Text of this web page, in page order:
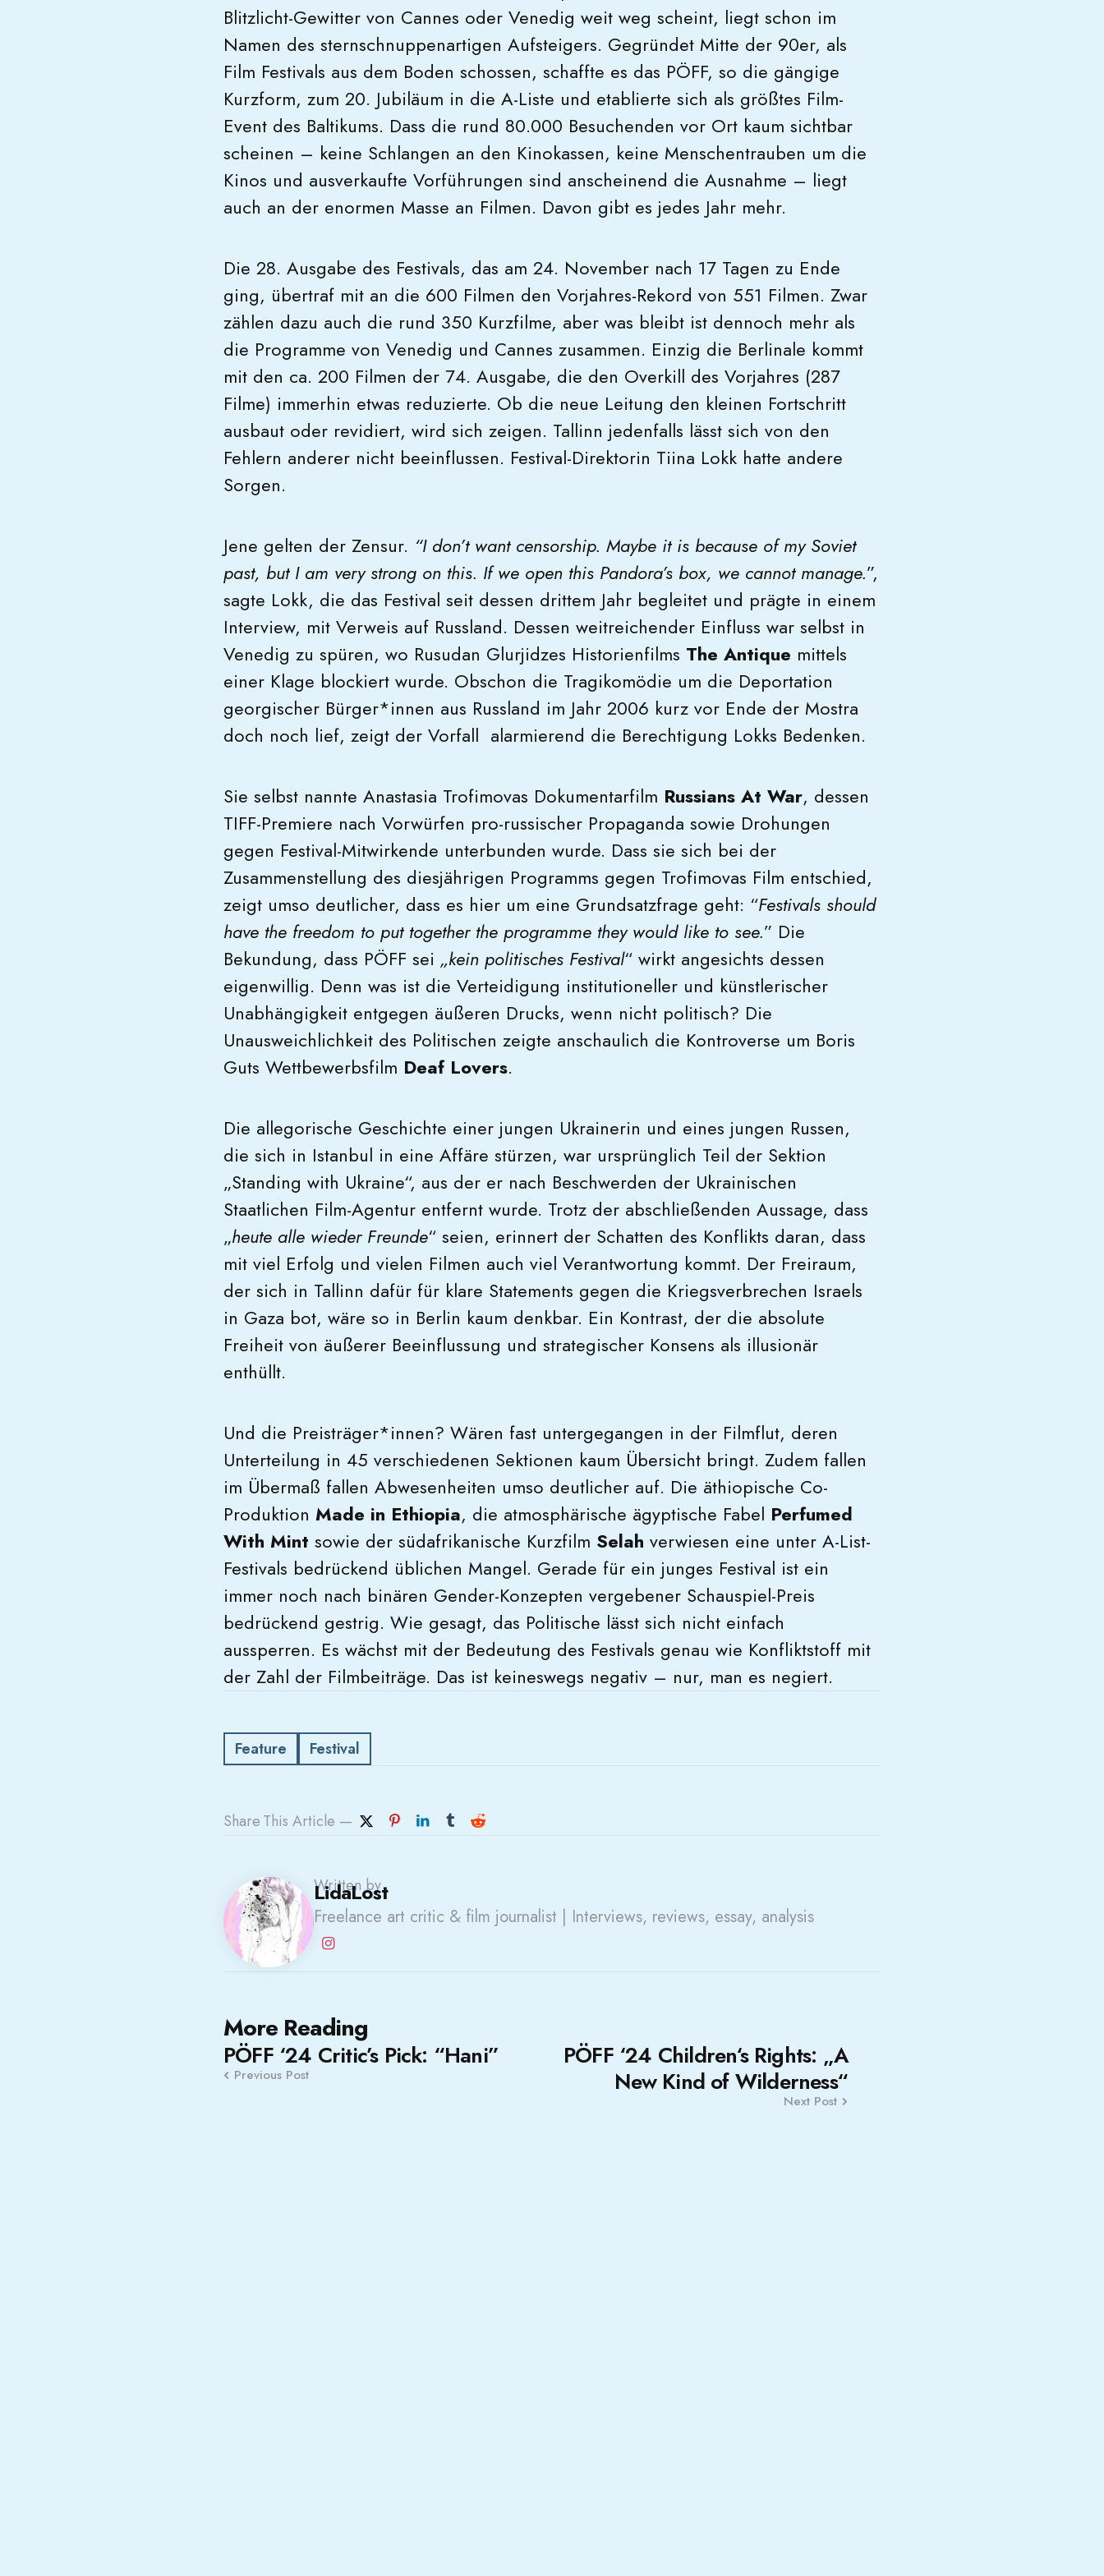
Blitzlicht-Gewitter von Cannes oder Venedig weit weg scheint, liegt schon im
Namen des sternschnuppenartigen Aufsteigers. Gegründet Mitte der 90er, als
Film Festivals aus dem Boden schossen, schaffte es das PÖFF, so die gängige
Kurzform, zum 20. Jubiläum in die A-Liste und etablierte sich als größtes Film-
Event des Baltikums. Dass die rund 80.000 Besuchenden vor Ort kaum sichtbar
scheinen – keine Schlangen an den Kinokassen, keine Menschentrauben um die
Kinos und ausverkaufte Vorführungen sind anscheinend die Ausnahme – liegt
auch an der enormen Masse an Filmen. Davon gibt es jedes Jahr mehr.
Die 28. Ausgabe des Festivals, das am 24. November nach 17 Tagen zu Ende
ging, übertraf mit an die 600 Filmen den Vorjahres-Rekord von 551 Filmen. Zwar
zählen dazu auch die rund 350 Kurzfilme, aber was bleibt ist dennoch mehr als
die Programme von Venedig und Cannes zusammen. Einzig die Berlinale kommt
mit den ca. 200 Filmen der 74. Ausgabe, die den Overkill des Vorjahres (287
Filme) immerhin etwas reduzierte. Ob die neue Leitung den kleinen Fortschritt
ausbaut oder revidiert, wird sich zeigen. Tallinn jedenfalls lässt sich von den
Fehlern anderer nicht beeinflussen. Festival-Direktorin Tiina Lokk hatte andere
Sorgen.
Jene gelten der Zensur. “I don’t want censorship. Maybe it is because of my Soviet
past, but I am very strong on this. If we open this Pandora’s box, we cannot manage.”,
sagte Lokk, die das Festival seit dessen drittem Jahr begleitet und prägte in einem
Interview, mit Verweis auf Russland. Dessen weitreichender Einfluss war selbst in
Venedig zu spüren, wo Rusudan Glurjidzes Historienfilms The Antique mittels
einer Klage blockiert wurde. Obschon die Tragikomödie um die Deportation
georgischer Bürger*innen aus Russland im Jahr 2006 kurz vor Ende der Mostra
doch noch lief, zeigt der Vorfall alarmierend die Berechtigung Lokks Bedenken.
Sie selbst nannte Anastasia Trofimovas Dokumentarfilm Russians At War, dessen
TIFF-Premiere nach Vorwürfen pro-russischer Propaganda sowie Drohungen
gegen Festival-Mitwirkende unterbunden wurde. Dass sie sich bei der
Zusammenstellung des diesjährigen Programms gegen Trofimovas Film entschied,
zeigt umso deutlicher, dass es hier um eine Grundsatzfrage geht: “Festivals should
have the freedom to put together the programme they would like to see.” Die
Bekundung, dass PÖFF sei „kein politisches Festival“ wirkt angesichts dessen
eigenwillig. Denn was ist die Verteidigung institutioneller und künstlerischer
Unabhängigkeit entgegen äußeren Drucks, wenn nicht politisch? Die
Unausweichlichkeit des Politischen zeigte anschaulich die Kontroverse um Boris
Guts Wettbewerbsfilm Deaf Lovers.
Die allegorische Geschichte einer jungen Ukrainerin und eines jungen Russen,
die sich in Istanbul in eine Affäre stürzen, war ursprünglich Teil der Sektion
„Standing with Ukraine“, aus der er nach Beschwerden der Ukrainischen
Staatlichen Film-Agentur entfernt wurde. Trotz der abschließenden Aussage, dass
„heute alle wieder Freunde“ seien, erinnert der Schatten des Konflikts daran, dass
mit viel Erfolg und vielen Filmen auch viel Verantwortung kommt. Der Freiraum,
der sich in Tallinn dafür für klare Statements gegen die Kriegsverbrechen Israels
in Gaza bot, wäre so in Berlin kaum denkbar. Ein Kontrast, der die absolute
Freiheit von äußerer Beeinflussung und strategischer Konsens als illusionär
enthüllt.
Und die Preisträger*innen? Wären fast untergegangen in der Filmflut, deren
Unterteilung in 45 verschiedenen Sektionen kaum Übersicht bringt. Zudem fallen
im Übermaß fallen Abwesenheiten umso deutlicher auf. Die äthiopische Co-
Produktion Made in Ethiopia, die atmosphärische ägyptische Fabel Perfumed
With Mint sowie der südafrikanische Kurzfilm Selah verwiesen eine unter A-List-
Festivals bedrückend üblichen Mangel. Gerade für ein junges Festival ist ein
immer noch nach binären Gender-Konzepten vergebener Schauspiel-Preis
bedrückend gestrig. Wie gesagt, das Politische lässt sich nicht einfach
aussperren. Es wächst mit der Bedeutung des Festivals genau wie Konfliktstoff mit
der Zahl der Filmbeiträge. Das ist keineswegs negativ – nur, man es negiert.
Feature Festival
ShareThis Article
Written by
LidaLost
Freelance art critic & film journalist | Interviews, reviews, essay, analysis
More Reading
Post
navigation
PÖFF ‘24 Critic’s Pick: “Hani”
Previous Post
PÖFF ‘24 Children‘s Rights: „A
New Kind of Wilderness“
Next Post